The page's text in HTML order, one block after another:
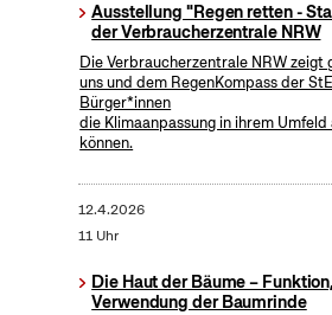
Ausstellung "Regen retten -
der Verbraucherzentrale NRW
Die Verbraucherzentrale NRW zeigt
uns und dem RegenKompass der
Bürger*innen
die Klimaanpassung in ihrem
können.
12.4.2026
11 Uhr
Die Haut der Bäume –
Verwendung der Baumrinde